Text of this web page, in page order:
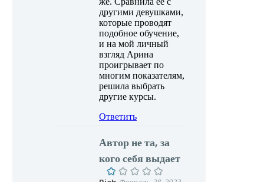
другими девушками,
которые проводят
подобное обучение,
и на мой личный
взгляд Арина
проигрывает по
многим показателям,
решила выбрать
другие курсы.
Ответить
Автор не та, за
кого себя выдает